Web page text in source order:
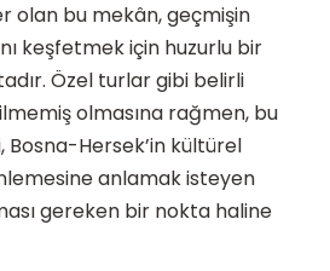
olan bu mekân, geçmişin
keşfetmek için huzurlu bir
Özel turlar gibi belirli
olmasına rağmen, bu
Hersek’in kültürel
anlamak isteyen
gereken bir nokta haline